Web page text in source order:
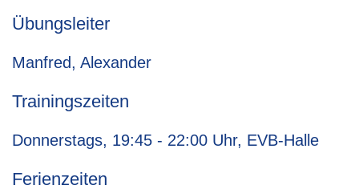
Übungsleiter
Manfred, Alexander
Trainingszeiten
Donnerstags, 19:45 - 22:00 Uhr, EVB-Halle
Ferienzeiten